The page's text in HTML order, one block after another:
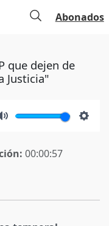
Abonados
que dejen de
Justicia"
00:00:57